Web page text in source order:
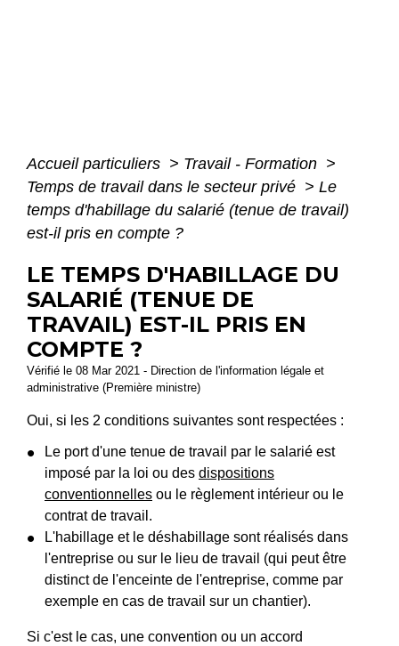
Accueil particuliers > Travail - Formation >
Temps de travail dans le secteur privé > Le
temps d'habillage du salarié (tenue de travail)
est-il pris en compte ?
LE TEMPS D'HABILLAGE DU
SALARIÉ (TENUE DE
TRAVAIL) EST-IL PRIS EN
COMPTE ?
Vérifié le 08 Mar 2021 - Direction de l'information légale et
administrative (Première ministre)
Oui, si les 2 conditions suivantes sont respectées :
Le port d'une tenue de travail par le salarié est
imposé par la loi ou des dispositions
conventionnelles ou le règlement intérieur ou le
contrat de travail.
L'habillage et le déshabillage sont réalisés dans
l'entreprise ou sur le lieu de travail (qui peut être
distinct de l'enceinte de l'entreprise, comme par
exemple en cas de travail sur un chantier).
Si c'est le cas, une convention ou un accord